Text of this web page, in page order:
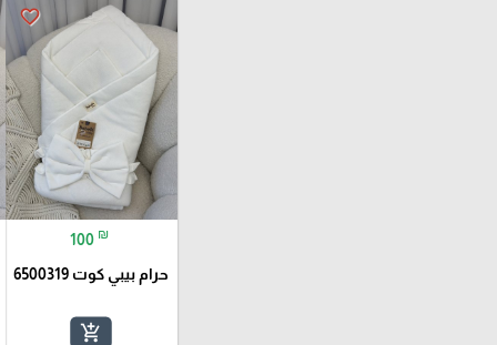
favorite_border
100 ₪
حرام بيبي كوت 6500319
add_shopping_cart